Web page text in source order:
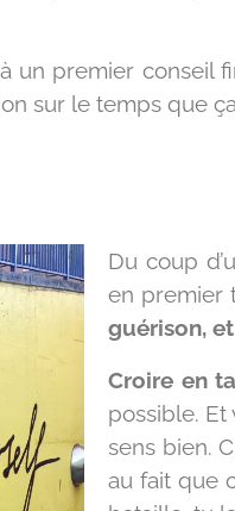
un premier
sur le temps que
Du coup
en premier
guérison,
Croire en
possible. Et
sens bien.
au fait que